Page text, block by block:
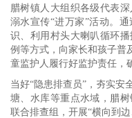
腊树镇人大组织各级代表
溺水宣传“进万家”活动。
识、利用村头大喇叭循环
例等方式，向家长和孩子普
童监护人履行好监护责任，
当好“隐患排查员”，夯实安
塘、水库等重点水域，腊
联合排查组，开展“横向到